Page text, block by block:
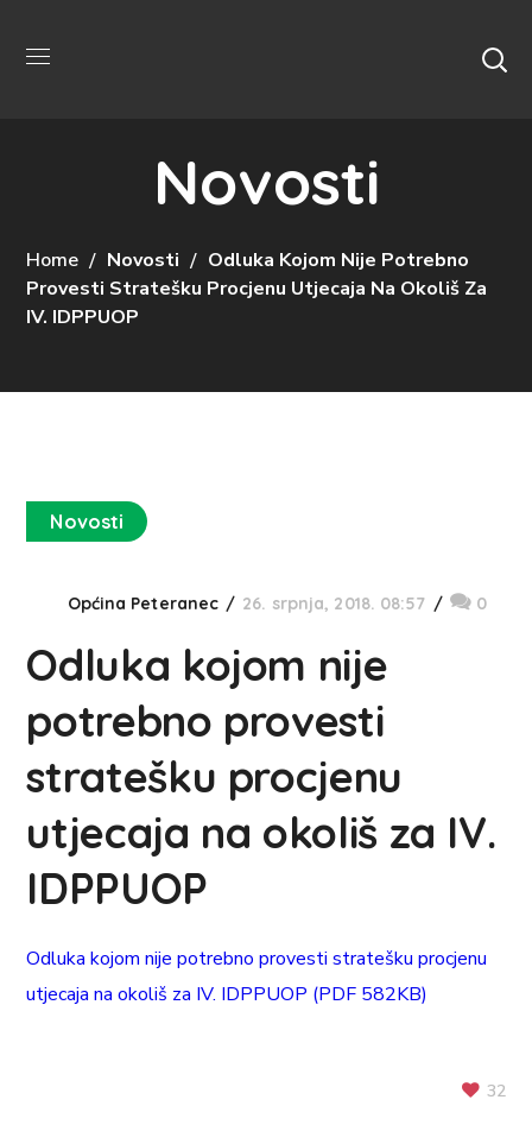
Novosti
Home Novosti
Odluka Kojom Nije Potrebno
Provesti Stratešku Procjenu Utjecaja Na Okoliš Za
IV. IDPPUOP
Novosti
Općina Peteranec 26. srpnja, 2018. 08:57 0
Odluka kojom nije
potrebno provesti
stratešku procjenu
utjecaja na okoliš za IV.
IDPPUOP
Odluka kojom nije potrebno provesti stratešku procjenu
utjecaja na okoliš za IV. IDPPUOP (PDF 582KB)
32